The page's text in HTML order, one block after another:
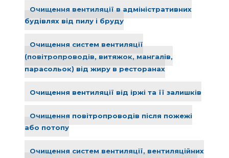
Очищення вентиляції в адміністративних
будівлях від пилу і бруду
Очищення систем вентиляції
(повітропроводів, витяжок, мангалів,
парасольок) від жиру в ресторанах
Очищення вентиляції від іржі та її залишків
Очищення повітропроводів після пожежі
або потопу
Очищення систем вентиляції, вентиляційних